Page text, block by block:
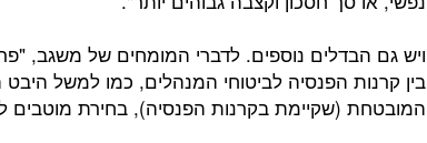
ויש גם הבדלים נוספים. לדברי המומחים של משגב,
בין קרנות הפנסיה לביטוחי המנהלים, כמו למשל
המובטחת (שקיימת בקרנות הפנסיה), בחירת מוטבים